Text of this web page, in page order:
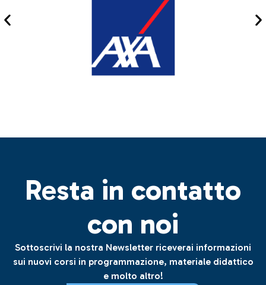
Resta in contatto
con noi
Sottoscrivi la nostra Newsletter riceverai informazioni
sui nuovi corsi in programmazione, materiale didattico
e molto altro!